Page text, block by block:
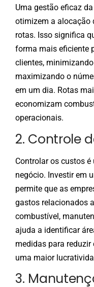
Uma gestão eficaz
otimizem a alocação
rotas. Isso significa
forma mais eficiente
clientes,
maximizando o
em um dia. Rotas
economizam
operacionais.
2. Controle
Controlar os custos
negócio. Investir em
permite que as
gastos relacionados
combustível,
ajuda a identificar
medidas para
uma maior
3.